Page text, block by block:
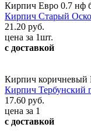
Кирпич Евро 0.7 нф
Кирпич Старый
21.20 руб.
цена за 1шт.
с доставкой
Кирпич коричневый
Кирпич Тербунский
17.60 руб.
цена за 1
с доставкой